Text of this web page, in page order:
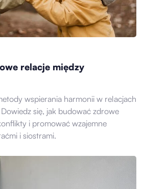
relacje między
wspierania harmonii w relacjach
się, jak budować zdrowe
i promować wzajemne
i siostrami.